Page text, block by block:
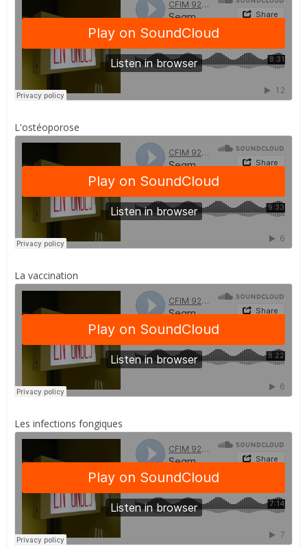
L'ostéoporose
La vaccination
Les infections fongiques